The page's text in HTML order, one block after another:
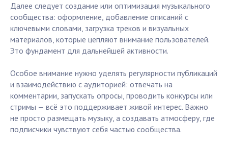
Далее следует создание или оптимизация музыкального
сообщества: оформление, добавление описаний с
ключевыми словами, загрузка треков и визуальных
материалов, которые цепляют внимание пользователей.
Это фундамент для дальнейшей активности.
Особое внимание нужно уделять регулярности публикаций
и взаимодействию с аудиторией: отвечать на
комментарии, запускать опросы, проводить конкурсы или
стримы — всё это поддерживает живой интерес. Важно
не просто размещать музыку, а создавать атмосферу, где
подписчики чувствуют себя частью сообщества.